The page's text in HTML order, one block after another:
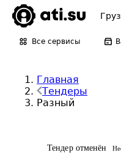
Все сервисы
Главная
Тендеры
Разный
Тендер отменён